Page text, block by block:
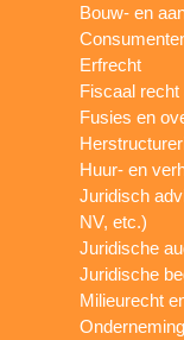
Bouw- en
Erfrecht
Fiscaal recht
Fusies en
Huur- en
Juridisch
NV, etc.)
Juridische
Juridische
Milieurecht